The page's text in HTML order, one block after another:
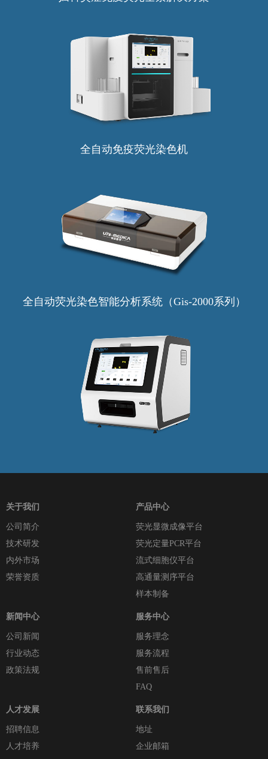
全自动免疫荧光染色机
全自动荧光染色智能分析系统（Gis-2000系列）
关于我们
公司简介
技术研发
内外市场
荣誉资质
产品中心
荧光显微成像平台
荧光定量PCR平台
流式细胞仪平台
高通量测序平台
样本制备
新闻中心
公司新闻
行业动态
政策法规
服务中心
服务理念
服务流程
售前售后
FAQ
人才发展
招聘信息
人才培养
联系我们
地址
企业邮箱